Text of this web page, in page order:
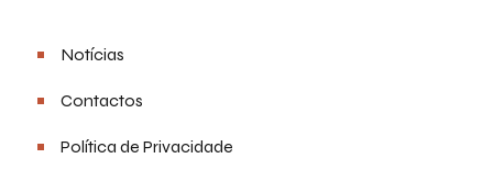
Notícias
Contactos
Política de Privacidade